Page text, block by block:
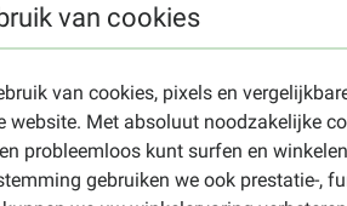
van cookies
van cookies, pixels en
website. Met absoluut noodzakelijke
probleemloos kunt surfen en
gebruiken we ook prestatie-,
(7%), verse kippenlever (6%), verse
harten (4%), kip
haring (gedehydrateerd, 4%), hele
(1%), kippenvet (1%),